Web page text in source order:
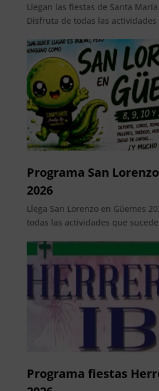
Llegan las fiestas de Santa
Disfruta de todas las actividades
Programa San
2026
Llega San Lorenzo en Güemes
todas las actividades que
Programa fiestas